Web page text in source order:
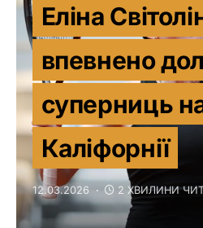
Еліна
впевнено
суперниць
Каліфорнії
12.03.2026 2 ХВИЛИНИ